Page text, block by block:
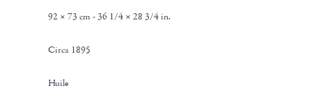
92 × 73 cm - 36 1/4 × 28 3/4 in.
Circa 1895
Huile